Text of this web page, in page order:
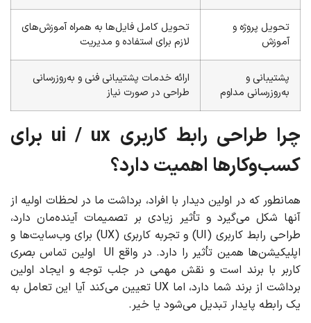
تحویل پروژه و
آموزش
تحویل کامل فایل‌ها به همراه آموزش‌های
لازم برای استفاده و مدیریت
پشتیبانی و
به‌روزرسانی مداوم
ارائه خدمات پشتیبانی فنی و به‌روزرسانی
طراحی در صورت نیاز
چرا طراحی رابط کاربری ui / ux برای
کسب‌وکارها اهمیت دارد؟
همانطور که در اولین دیدار با افراد، برداشت ما در لحظات اولیه از
آنها شکل می‌گیرد و تأثیر زیادی بر تصمیمات آینده‌مان دارد،
طراحی رابط کاربری (UI) و تجربه کاربری (UX) برای وب‌سایت‌ها و
اپلیکیشن‌ها همین تأثیر را دارد. در واقع UI اولین تماس بصری
کاربر با برند است و نقش مهمی در جلب توجه و ایجاد اولین
برداشت از برند شما دارد، اما UX تعیین می‌کند آیا این تعامل به
یک رابطه پایدار تبدیل می‌شود یا خیر.